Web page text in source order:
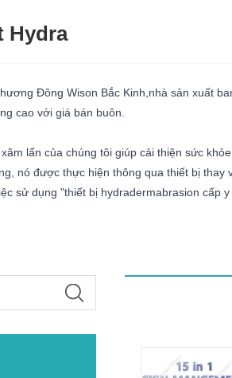
Hydra
Đông Wison Bắc Kinh,nhà sản xuất
cao với giá bán buôn.
lấn của chúng tôi giúp cải thiện sức
nó được thực hiện thông qua thiết bị
sử dụng "thiết bị hydradermabrasion